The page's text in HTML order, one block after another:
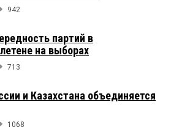
942
партий в
на выборах
713
и Казахстана объединяется
1068